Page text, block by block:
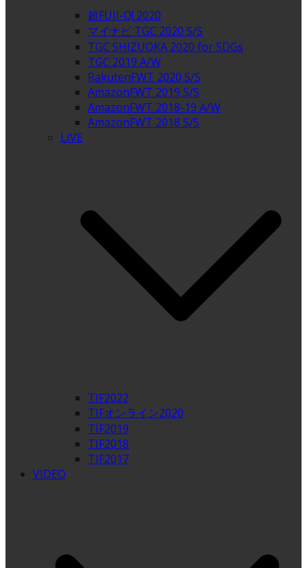
超FUJI-Q! 2020
マイナビ TGC 2020 S/S
TGC SHIZUOKA 2020 for SDGs
TGC 2019 A/W
RakutenFWT 2020 S/S
AmazonFWT 2019 S/S
AmazonFWT 2018-19 A/W
AmazonFWT 2018 S/S
LIVE
TIF2022
TIFオンライン2020
TIF2019
TIF2018
TIF2017
VIDEO